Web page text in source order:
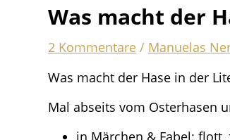
Was macht der
2 Kommentare / Manuelas
Was macht der Hase in der
Mal abseits vom Osterhasen
in Märchen & Fabel: flott,